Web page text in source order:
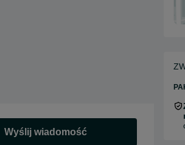
Wyślij wiadomość